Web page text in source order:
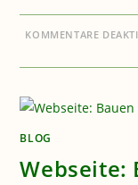
KOMMENTARE
BLOG
Webseite: